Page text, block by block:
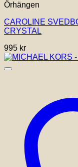
Örhängen
CAROLINE
CRYSTAL
995 kr